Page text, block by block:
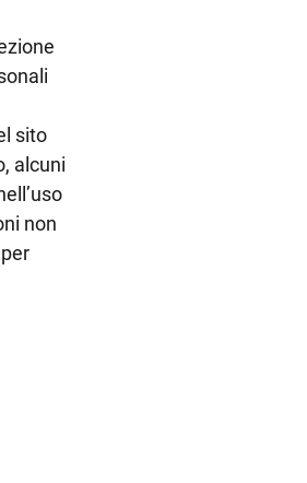
sito
alcuni
non